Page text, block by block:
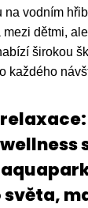
na vodním
dětmi,
širokou
každého